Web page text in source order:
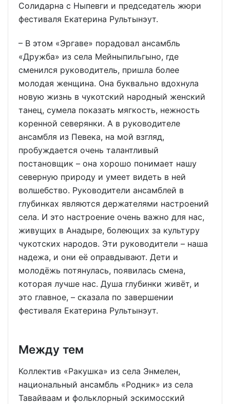
Солидарна с Ныпевги и председатель жюри
фестиваля Екатерина Рультынэут.
– В этом «Эргаве» порадовал ансамбль
«Дружба» из села Мейныпильгыно, где
сменился руководитель, пришла более
молодая женщина. Она буквально вдохнула
новую жизнь в чукотский народный женский
танец, сумела показать мягкость, нежность
коренной северянки. А в руководителе
ансамбля из Певека, на мой взгляд,
пробуждается очень талантливый
постановщик – она хорошо понимает нашу
северную природу и умеет видеть в ней
волшебство. Руководители ансамблей в
глубинках являются держателями настроений
села. И это настроение очень важно для нас,
живущих в Анадыре, болеющих за культуру
чукотских народов. Эти руководители – наша
надежа, и они её оправдывают. Дети и
молодёжь потянулась, появилась смена,
которая лучше нас. Душа глубинки живёт, и
это главное, – сказала по завершении
фестиваля Екатерина Рультынэут.
Между тем
Коллектив «Ракушка» из села Энмелен,
национальный ансамбль «Родник» из села
Тавайваам и фольклорный эскимосский